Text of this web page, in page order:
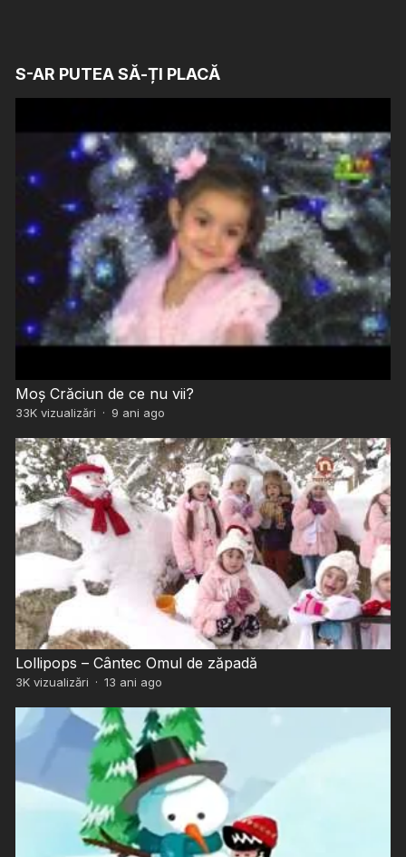
S-AR PUTEA SĂ-ȚI PLACĂ
Moș Crăciun de ce nu vii?
33Kvizualizări · 9 ani ago
Lollipops – Cântec Omul de zăpadă
3Kvizualizări · 13 ani ago